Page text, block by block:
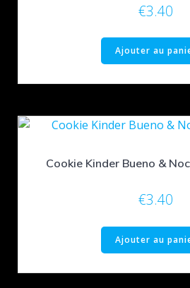
€3.40
Ajouter au
Cookie Kinder Bueno &
€3.40
Ajouter au